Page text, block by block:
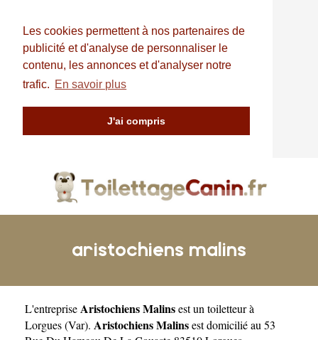
Les cookies permettent à nos partenaires de
publicité et d'analyse de personnaliser le
contenu, les annonces et d'analyser notre
trafic. En savoir plus
J'ai compris
aristochiens malins
L'entrepriseAristochiens Malinsest un toiletteur à
Lorgues(Var). Aristochiens Malinsest domicilié au 53